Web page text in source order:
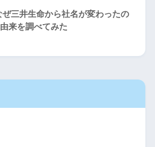
ぜ三井生命から社名が変わったの
来を調べてみた